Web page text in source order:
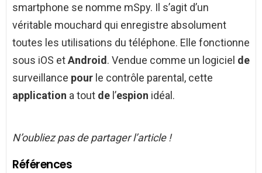
smartphone se nomme mSpy. Il s’agit d’un
véritable mouchard qui enregistre absolument
toutes les utilisations du téléphone. Elle fonctionne
sous iOS etAndroid. Vendue comme un logiciel de
surveillance pour le contrôle parental, cette
application a tout de l’espion idéal.
N’oubliez pas de partager l’article !
Références